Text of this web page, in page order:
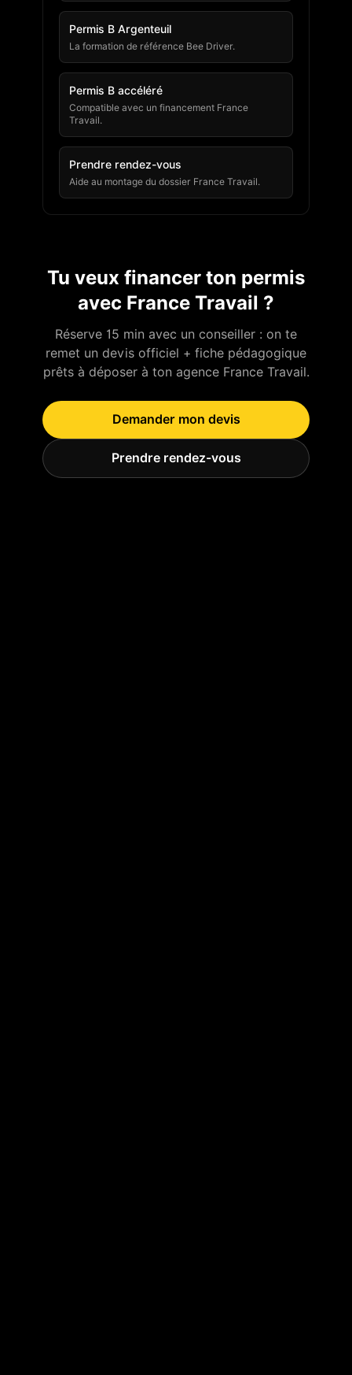
Permis B Argenteuil
La formation de référence Bee Driver.
Permis B accéléré
Compatible avec un financement France
Travail.
Prendre rendez-vous
Aide au montage du dossier France Travail.
Tu veux financer ton permis
avec France Travail ?
Réserve 15 min avec un conseiller : on te
remet un devis officiel + fiche pédagogique
prêts à déposer à ton agence France Travail.
Demander mon devis
Prendre rendez-vous